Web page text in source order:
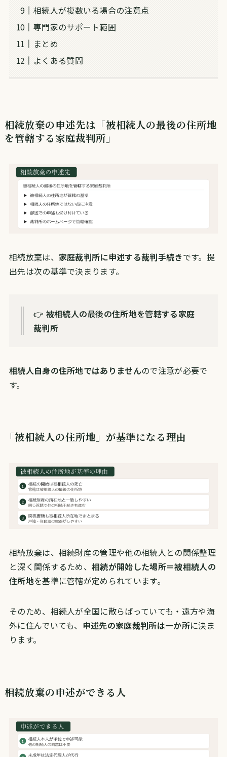
相続人が複数いる場合の注意点
専門家のサポート範囲
まとめ
よくある質問
相続放棄の申述先は「被相続人の最後の住所地
を管轄する家庭裁判所」
相続放棄は、 家庭裁判所に申述する裁判手続きです。提
出先は次の基準で決まります。
👉 被相続人の最後の住所地を管轄する家庭
裁判所
相続人自身の住所地ではありませんので注意が必要で
す。
「被相続人の住所地」が基準になる理由
相続放棄は、相続財産の管理や他の相続人との関係整理
と深く関係するため、相続が開始した場所＝被相続人の
住所地を基準に管轄が定められています。
そのため、相続人が全国に散らばっていても・遠方や海
外に住んでいても、 申述先の家庭裁判所は一か所に決ま
ります。
相続放棄の申述ができる人